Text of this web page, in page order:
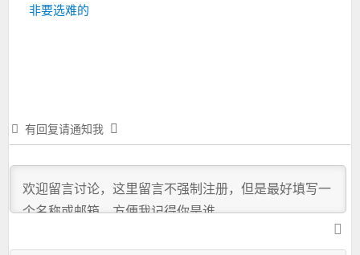
下
非要选难的
有回复请通知我